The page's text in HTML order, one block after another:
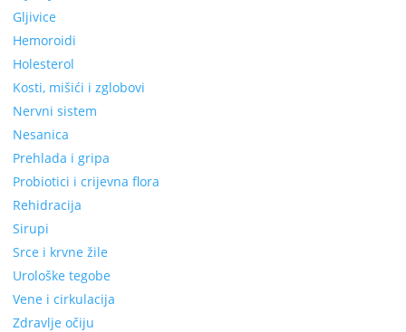
Gljivice
Hemoroidi
Holesterol
Kosti, mišići i zglobovi
Nervni sistem
Nesanica
Prehlada i gripa
Probiotici i crijevna flora
Rehidracija
Sirupi
Srce i krvne žile
Urološke tegobe
Vene i cirkulacija
Zdravlje očiju